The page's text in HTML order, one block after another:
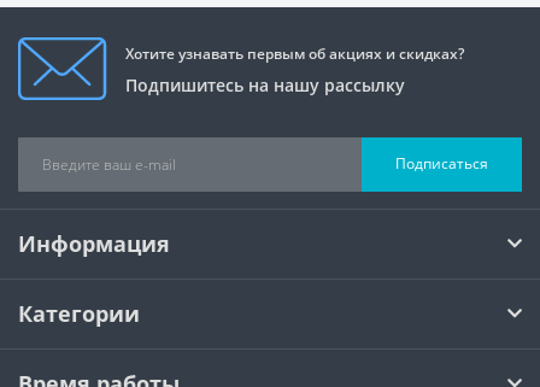
Хотите узнавать первым об акциях и скидках?
Подпишитесь на нашу рассылку
Подписаться
Информация
Категории